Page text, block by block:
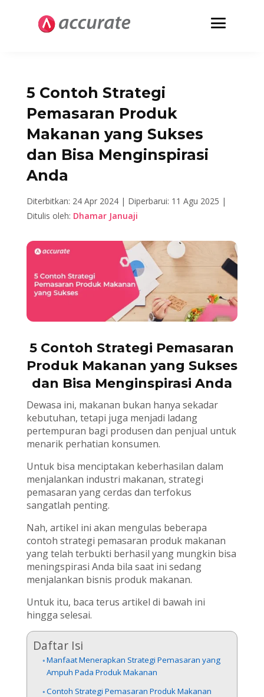
5 Contoh Strategi
Pemasaran Produk
Makanan yang Sukses
dan Bisa Menginspirasi
Anda
Diterbitkan: 24 Apr 2024 | Diperbarui: 11 Agu 2025 |
Ditulis oleh: Dhamar Januaji
5 Contoh Strategi Pemasaran
Produk Makanan yang Sukses
dan Bisa Menginspirasi Anda
Dewasa ini, makanan bukan hanya sekadar
kebutuhan, tetapi juga menjadi ladang
pertempuran bagi produsen dan penjual untuk
menarik perhatian konsumen.
Untuk bisa menciptakan keberhasilan dalam
menjalankan industri makanan, strategi
pemasaran yang cerdas dan terfokus
sangatlah penting.
Nah, artikel ini akan mengulas beberapa
contoh strategi pemasaran produk makanan
yang telah terbukti berhasil yang mungkin bisa
meningspirasi Anda bila saat ini sedang
menjalankan bisnis produk makanan.
Untuk itu, baca terus artikel di bawah ini
hingga selesai.
Daftar Isi
Manfaat Menerapkan Strategi Pemasaran yang
Ampuh Pada Produk Makanan
Contoh Strategi Pemasaran Produk Makanan